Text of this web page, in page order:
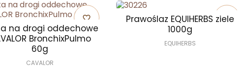
favorite_border
na drogi oddechowe
BronchixPulmo
60g
CAVALOR
favorite_border
Prawoślaz EQUIHERBS ziele
1000g
EQUIHERBS